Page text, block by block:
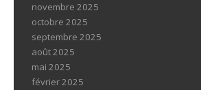
novembre 2025
octobre 2025
septembre 2025
août 2025
mai 2025
février 2025